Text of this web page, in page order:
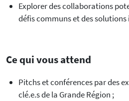
Explorer des collaborations
défis communs et des
Ce qui vous attend
Pitchs et conférences par des
clé.e.s de la Grande Région ;